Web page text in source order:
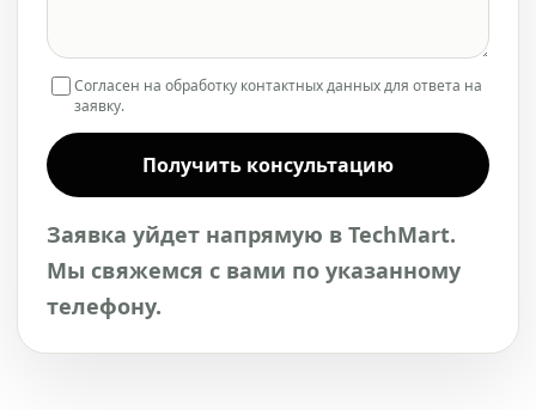
Согласен на обработку контактных данных для ответа на
заявку.
Получить консультацию
Заявка уйдет напрямую в TechMart.
Мы свяжемся с вами по указанному
телефону.